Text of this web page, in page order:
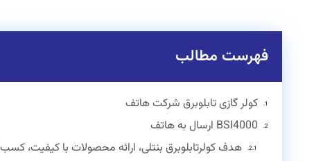
فهرست مطالب
کولر گازی تابلوبرق شرکت هاتف
BSI4000 ارسال به هاتف
هدف کولرتابلوبرق بنتلی، ارائه محصولات با کیفیت،